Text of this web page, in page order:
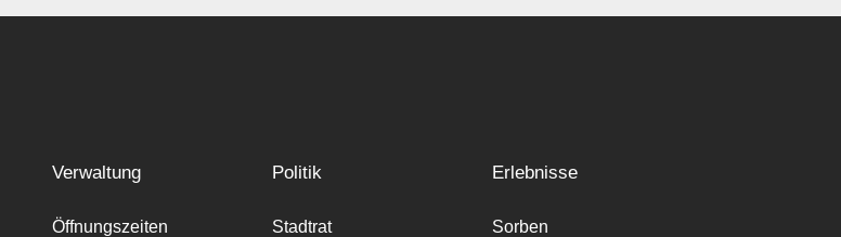
Verwaltung
Öffnungszeiten
Politik
Stadtrat
Erlebnisse
Sorben